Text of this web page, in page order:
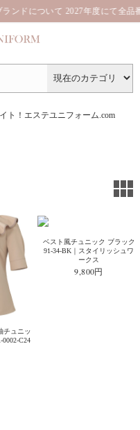
ンドについて 2027年度にて全品番
ト！エステユニフォーム.com
チュニッ
C24
ベスト風チュニック ブラック
91-34-BK｜スタイリッシュワ
ークス
9,800円